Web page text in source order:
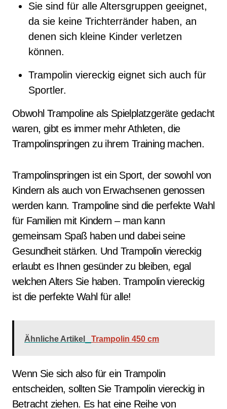
Sie sind für alle Altersgruppen geeignet,
da sie keine Trichterränder haben, an
denen sich kleine Kinder verletzen
können.
Trampolin viereckig eignet sich auch für
Sportler.
Obwohl Trampoline als Spielplatzgeräte gedacht
waren, gibt es immer mehr Athleten, die
Trampolinspringen zu ihrem Training machen.
Trampolinspringen ist ein Sport, der sowohl von
Kindern als auch von Erwachsenen genossen
werden kann. Trampoline sind die perfekte Wahl
für Familien mit Kindern – man kann
gemeinsam Spaß haben und dabei seine
Gesundheit stärken. Und Trampolin viereckig
erlaubt es Ihnen gesünder zu bleiben, egal
welchen Alters Sie haben. Trampolin viereckig
ist die perfekte Wahl für alle!
Ähnliche Artikel Trampolin 450 cm
Wenn Sie sich also für ein Trampolin
entscheiden, sollten Sie Trampolin viereckig in
Betracht ziehen. Es hat eine Reihe von